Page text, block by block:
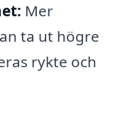
Mer
ta ut högre
rykte och